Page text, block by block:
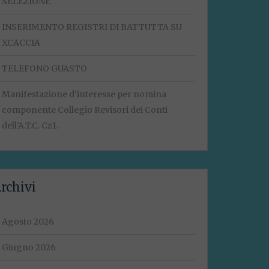
INSERIMENTO REGISTRI DI BATTUTTA SU
XCACCIA
TELEFONO GUASTO
Manifestazione d‘interesse per nomina
componente Collegio Revisori dei Conti
dell’A.T.C. Cz1.
Agosto 2026
Giugno 2026